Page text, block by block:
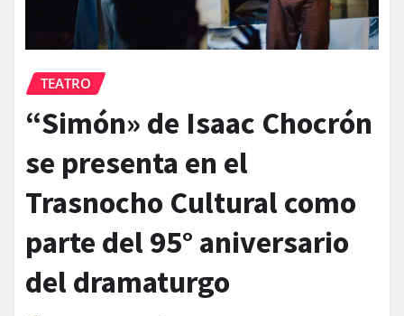
TEATRO
“Simón» de Isaac Chocrón
se presenta en el
Trasnocho Cultural como
parte del 95° aniversario
del dramaturgo